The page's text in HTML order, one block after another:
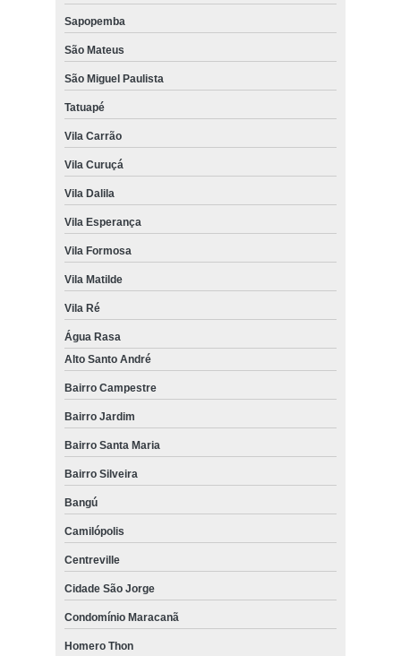
Sapopemba
São Mateus
São Miguel Paulista
Tatuapé
Vila Carrão
Vila Curuçá
Vila Dalila
Vila Esperança
Vila Formosa
Vila Matilde
Vila Ré
Água Rasa
Alto Santo André
Bairro Campestre
Bairro Jardim
Bairro Santa Maria
Bairro Silveira
Bangú
Camilópolis
Centreville
Cidade São Jorge
Condomínio Maracanã
Homero Thon